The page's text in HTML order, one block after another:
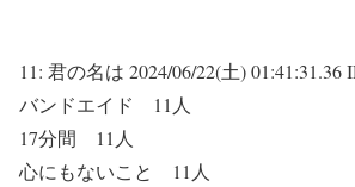
11: 君の名は 2024/06/22(土) 01:41:31.36
バンドエイド 11人
17分間 11人
心にもないこと 11人